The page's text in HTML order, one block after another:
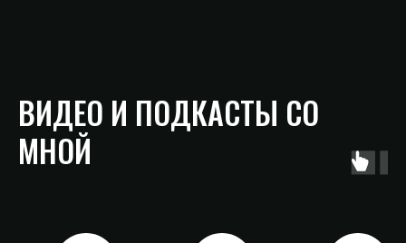
ВИДЕО И ПОДКАСТЫ СО
МНОЙ